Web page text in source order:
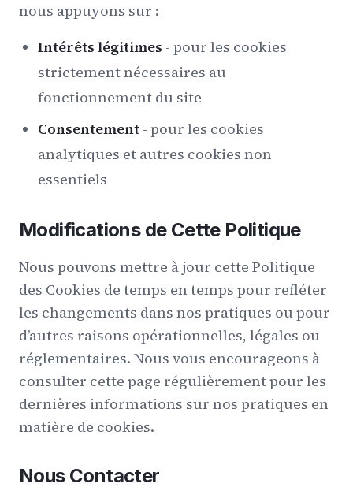
nous appuyons sur :
Intérêts légitimes - pour les cookies
strictement nécessaires au
fonctionnement du site
Consentement - pour les cookies
analytiques et autres cookies non
essentiels
Modifications de Cette Politique
Nous pouvons mettre à jour cette Politique
des Cookies de temps en temps pour refléter
les changements dans nos pratiques ou pour
d’autres raisons opérationnelles, légales ou
réglementaires. Nous vous encourageons à
consulter cette page régulièrement pour les
dernières informations sur nos pratiques en
matière de cookies.
Nous Contacter